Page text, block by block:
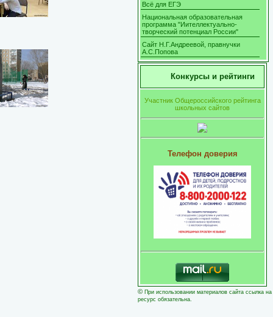
Всё для ЕГЭ
Национальная образовательная
программа "Иителлектуально-
творческий потенциал России"
Сайт Н.Г.Андреевой, правнучки
А.С.Попова
Конкурсы и рейтинги
Участник Общероссийского рейтинга
школьных сайтов
Телефон доверия
© При использовании материалов сайта ссылка на
ресурс обязательна.